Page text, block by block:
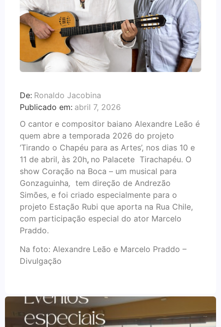
De: Ronaldo Jacobina
Publicado em: abril 7, 2026
O cantor e compositor baiano Alexandre Leão é
quem abre a temporada 2026 do projeto
‘Tirando o Chapéu para as Artes’, nos dias 10 e
11 de abril, às 20h, no Palacete Tirachapéu. O
show Coração na Boca – um musical para
Gonzaguinha, tem direção de Andrezão
Simões, e foi criado especialmente para o
projeto Estação Rubi que aporta na Rua Chile,
com participação especial do ator Marcelo
Praddo.
Na foto: Alexandre Leão e Marcelo Praddo –
Divulgação